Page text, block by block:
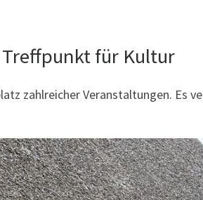
Treffpunkt für Kultur
zahlreicher Veranstaltungen. Es